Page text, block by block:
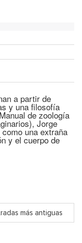
a partir de
y una filosofía
de zoología
Jorge
una extraña
y el cuerpo de
más antiguas